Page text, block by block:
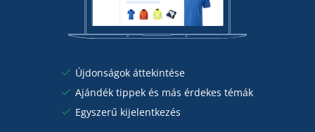
Újdonságok áttekintése
Ajándék tippek és más érdekes témák
Egyszerű kijelentkezés